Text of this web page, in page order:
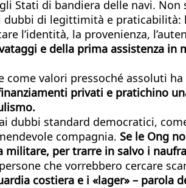
Stati di bandiera delle navi.
di legittimità e praticabilità:
l’identità, la provenienza,
e della prima assistenza in
valori pressoché assoluti ha
privati e pratichino
standard democratici,
compagnia. Se le Ong
per trarre in salvo i
che vorrebbero cercare
costiera e i «lager» – parola